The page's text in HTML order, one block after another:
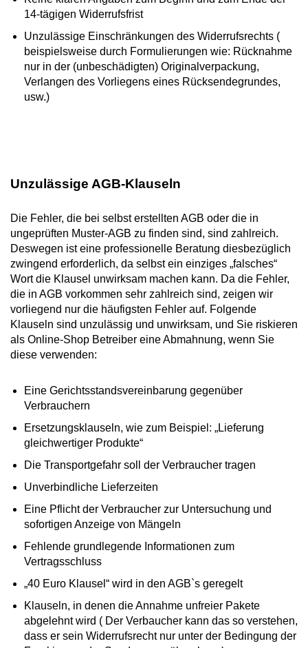
14-tägigen Widerrufsfrist
Unzulässige Einschränkungen des Widerrufsrechts (
beispielsweise durch Formulierungen wie: Rücknahme
nur in der (unbeschädigten) Originalverpackung,
Verlangen des Vorliegens eines Rücksendegrundes,
usw.)
Unzulässige AGB-Klauseln
Die Fehler, die bei selbst erstellten AGB oder die in
ungeprüften Muster-AGB zu finden sind, sind zahlreich.
Deswegen ist eine professionelle Beratung diesbezüglich
zwingend erforderlich, da selbst ein einziges „falsches“
Wort die Klausel unwirksam machen kann. Da die Fehler,
die in AGB vorkommen sehr zahlreich sind, zeigen wir
vorliegend nur die häufigsten Fehler auf. Folgende
Klauseln sind unzulässig und unwirksam, und Sie riskieren
als Online-Shop Betreiber eine Abmahnung, wenn Sie
diese verwenden:
Eine Gerichtsstandsvereinbarung gegenüber
Verbrauchern
Ersetzungsklauseln, wie zum Beispiel: „Lieferung
gleichwertiger Produkte“
Die Transportgefahr soll der Verbraucher tragen
Unverbindliche Lieferzeiten
Eine Pflicht der Verbraucher zur Untersuchung und
sofortigen Anzeige von Mängeln
Fehlende grundlegende Informationen zum
Vertragsschluss
„40 Euro Klausel“ wird in den AGB`s geregelt
Klauseln, in denen die Annahme unfreier Pakete
abgelehnt wird ( Der Verbaucher kann das so verstehen,
dass er sein Widerrufsrecht nur unter der Bedingung der